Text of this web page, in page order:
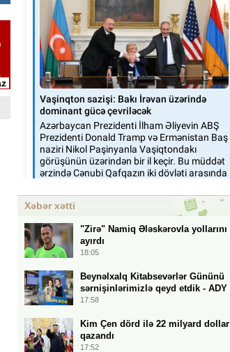
Xəbər xətti
"Zirə" Namiq Ələskərovla yollarını
ayırdı
18:05
Beynəlxalq Kitabsevərlər Gününü
sərnişinlərimizlə qeyd etdik - ADY
17:58
Kim Çen dörd ilə 22 milyard dollar
qazandı
17:52